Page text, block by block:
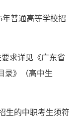
年普通高等学校招
求详见《广东省
录》（高中生
生的中职考生须符